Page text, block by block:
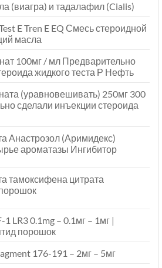
(виагра) и тадалафил (Cialis)
E Tren E EQ Смесь стероидной
масла
100мг / мл Предварительно
жидкого теста Р Нефть
(уравновешивать) 250мг 300
сделали инъекции стероида
Анастрозол (Аримидекс)
ароматазы Ингибитор
тамоксифена цитрата
LR3 0.1mg – 0.1мг – 1мг |
порошок
176-191 – 2мг – 5мг